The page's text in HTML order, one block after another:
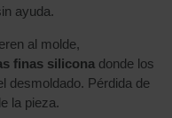
ayuda.
al molde,
finas silicona donde los
desmoldado. Pérdida de
la pieza.